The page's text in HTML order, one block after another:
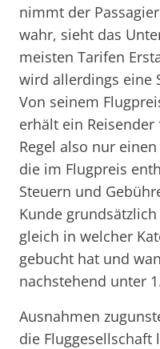
nimmt der
wahr, sieht das
meisten Tarifen
wird allerdings eine
Von seinem
erhält ein
Regel also nur
die im Flugpreis
Steuern und
Kunde
gleich in welcher
gebucht hat und
nachstehend unter
Ausnahmen
die